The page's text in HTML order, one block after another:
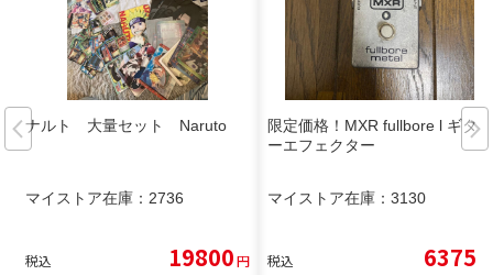
ナルト 大量セット Naruto
マイストア在庫： 2736
税込 19800円
限定価格！MXR fullbore l ギタ
ーエフェクター
マイストア在庫： 3130
税込 6375